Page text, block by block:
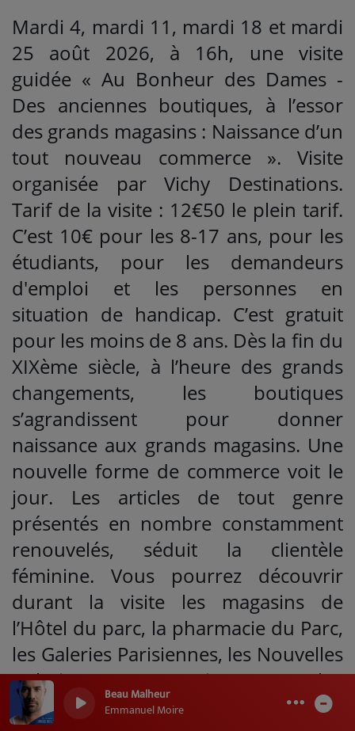
Beau Malheur
Emmanuel Moire
0
Mardi 4, mardi 11, mardi 18 et mardi
25 août 2026, à 16h, une visite
guidée « Au Bonheur des Dames -
Des anciennes boutiques, à l’essor
des grands magasins : Naissance d’un
tout nouveau commerce ». Visite
organisée par Vichy Destinations.
Tarif de la visite : 12€50 le plein tarif.
C’est 10€ pour les 8-17 ans, pour les
étudiants, pour les demandeurs
d'emploi et les personnes en
situation de handicap. C’est gratuit
pour les moins de 8 ans. Dès la fin du
XIXème siècle, à l’heure des grands
changements, les boutiques
s’agrandissent pour donner
naissance aux grands magasins. Une
nouvelle forme de commerce voit le
jour. Les articles de tout genre
présentés en nombre constamment
renouvelés, séduit la clientèle
féminine. Vous pourrez découvrir
durant la visite les magasins de
l’Hôtel du parc, la pharmacie du Parc,
les Galeries Parisiennes, les Nouvelles
Galeries, Aux Marocains… Pour plus
d’informations sur cette visite guidée